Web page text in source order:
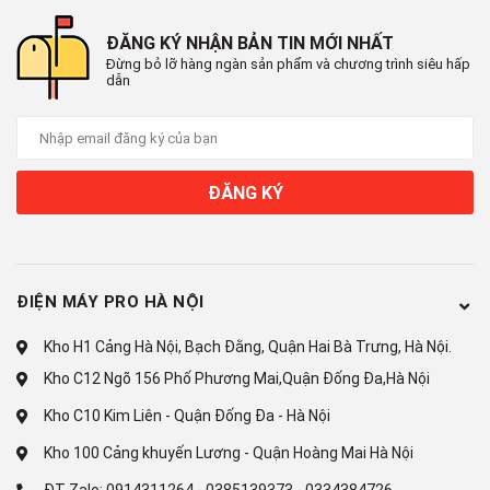
Công nghệ EvenTemp bảo quản
thực phẩm tươi ngon
ngăn riêng biệt qua 6 lỗ thoát khí. Độ lạnh được duy trì giúp thực
phẩm của bạn giữ được hương vị và kết cấu lâu hơn.
Khử mùi diệt khuẩn TasteGuad
Tủ lạnh Electrolux Inverter 335 lít trang bịcông nghệ
sạch khuẩn. Công nghệ này sử dụng bộ lọc than hoạt tính diệt
khuẩn và khử các mùi khó chịu trong tủ lạnh.
ĐĂNG KÝ NHẬN BẢN TIN MỚI NHẤT
Đừng bỏ lỡ hàng ngàn sản phẩm và chương trình siêu hấp
dẫn
ĐĂNG KÝ
ĐIỆN MÁY PRO HÀ NỘI
Kho H1 Cảng Hà Nội, Bạch Đằng, Quận Hai Bà Trưng, Hà Nội.
Kho C12 Ngõ 156 Phố Phương Mai,Quận Đống Đa,Hà Nội
Kho C10 Kim Liên - Quận Đống Đa - Hà Nội
Kho 100 Cảng khuyến Lương - Quận Hoàng Mai Hà Nội